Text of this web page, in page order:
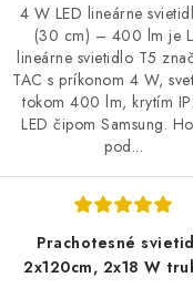
4 W LED lineárne
(30 cm) – 400 lm je
lineárne svietidlo T5
TAC s príkonom 4 W,
tokom 400 lm, krytím
LED čipom Samsung.
pod...
Prachotesné
2x120cm, 2x18 W